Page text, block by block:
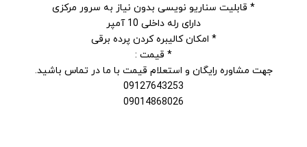
* قابلیت سناریو نویسی بدون نیاز به سرور مرکزی
دارای رله داخلی 10 آمپر
* امکان کالیبره کردن پرده برقی
* قیمت :
جهت مشاوره رایگان و استعلام قیمت با ما در تماس باشید.
09127643253
09014868026